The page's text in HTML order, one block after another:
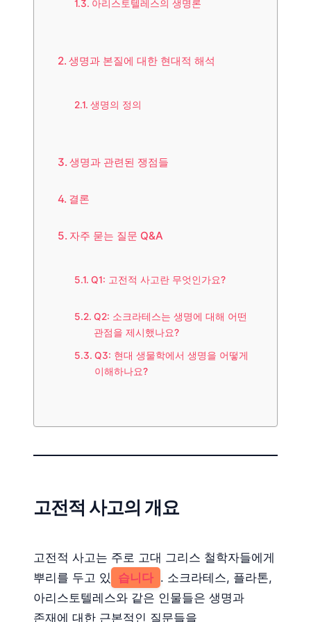
아리스토텔레스의 생명론
생명과 본질에 대한 현대적 해석
생명의 정의
생명과 관련된 쟁점들
결론
자주 묻는 질문 Q&A
Q1: 고전적 사고란 무엇인가요?
Q2: 소크라테스는 생명에 대해 어떤
관점을 제시했나요?
Q3: 현대 생물학에서 생명을 어떻게
이해하나요?
고전적 사고의 개요
고전적 사고는 주로 고대 그리스 철학자들에게
뿌리를 두고 있
습니다 . 소크라테스, 플라톤,
아리스토텔레스와 같은 인물들은 생명과
존재에 대한 근본적인 질문들을